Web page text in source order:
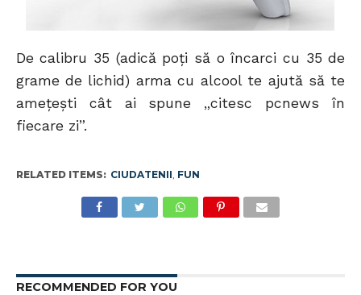
De calibru 35 (adică poţi să o încarci cu 35 de
grame de lichid) arma cu alcool te ajută să te
ameţeşti cât ai spune „citesc pcnews în
fiecare zi”.
RELATED ITEMS: CIUDATENII, FUN
RECOMMENDED FOR YOU